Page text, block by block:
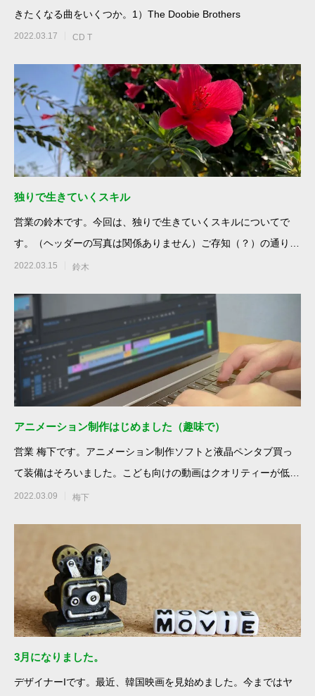
きたくなる曲をいくつか。1）The Doobie Brothers
2022.03.17 CD T
独りで生きていくスキル
営業の鈴木です。今回は、独りで生きていくスキルについてで
す。（ヘッダーの写真は関係ありません）ご存知（？）の通り、
今私は独身生活
2022.03.15 鈴木
アニメーション制作はじめました（趣味で）
営業 梅下です。アニメーション制作ソフトと液晶ペンタブ買っ
て装備はそろいました。こども向けの動画はクオリティーが低く
ても伸びると言わ
2022.03.09 梅下
3月になりました。
デザイナーIです。最近、韓国映画を見始めました。今まではヤ